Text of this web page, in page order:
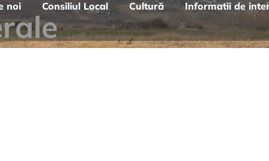
noi Consiliul Local Cultură Informatii de